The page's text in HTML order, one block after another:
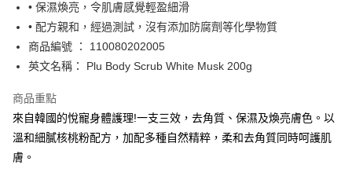
BoC Pay
送貨方式
每筆HK$65.00，滿HK$300.00或以上免運費
順豐站及營業點 - 確認發貨後1-3個工作天送達
每筆HK$65.00，滿HK$300.00或以上免運費
• 保濕煥亮，令肌膚感覺輕盈細滑
• 配方親和，經過測試，沒有添加防腐劑等化學物質
商品編號 ： 110080202005
英文名稱： Plu Body Scrub White Musk 200g
商品重點
來自韓國的悅寵身體護理!一支三效，去角質、保濕及煥亮膚色。以
溫和細膩核桃粉配方，加配多種自然精粹，柔和去角質同時呵護肌
膚。